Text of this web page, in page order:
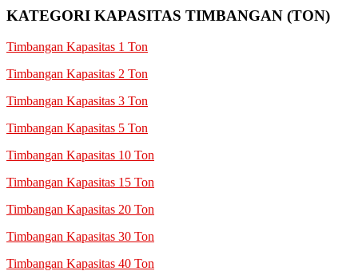
KATEGORI KAPASITAS TIMBANGAN (TON)
Timbangan Kapasitas 1 Ton
Timbangan Kapasitas 2 Ton
Timbangan Kapasitas 3 Ton
Timbangan Kapasitas 5 Ton
Timbangan Kapasitas 10 Ton
Timbangan Kapasitas 15 Ton
Timbangan Kapasitas 20 Ton
Timbangan Kapasitas 30 Ton
Timbangan Kapasitas 40 Ton